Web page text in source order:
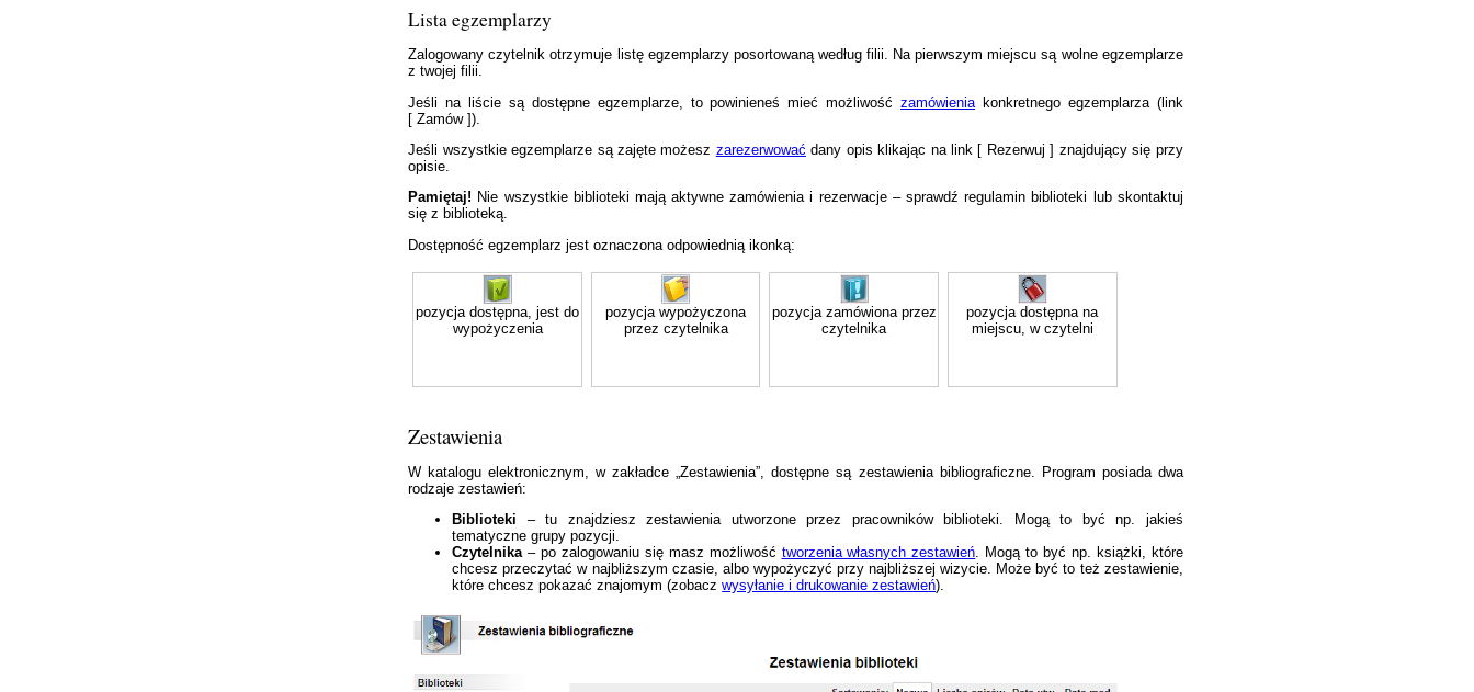
Lista egzemplarzy
Zalogowany czytelnik otrzymuje listę egzemplarzy posortowaną według filii. Na pierwszym miejscu są wolne egzemplarze
z twojej filii.
Jeśli na liście są dostępne egzemplarze, to powinieneś mieć możliwośćzamówienia konkretnego egzemplarza (link
[ Zamów ]).
Jeśli wszystkie egzemplarze są zajęte możesz zarezerwować dany opis klikając na link [ Rezerwuj ] znajdujący się przy
opisie.
Pamiętaj! Nie wszystkie biblioteki mają aktywne zamówienia i rezerwacje – sprawdź regulamin biblioteki lub skontaktuj
się z biblioteką.
Dostępność egzemplarz jest oznaczona odpowiednią ikonką:
pozycja dostępna, jest do
wypożyczenia
pozycja wypożyczona
przez czytelnika
pozycja zamówiona przez
czytelnika
pozycja dostępna na
miejscu, w czytelni
Zestawienia
W katalogu elektronicznym, w zakładce „Zestawienia”, dostępne są zestawienia bibliograficzne. Program posiada dwa
rodzaje zestawień:
Biblioteki – tu znajdziesz zestawienia utworzone przez pracowników biblioteki. Mogą to być np. jakieś
tematyczne grupy pozycji.
Czytelnika– po zalogowaniu się masz możliwość tworzenia własnych zestawień. Mogą to być np. książki, które
chcesz przeczytać w najbliższym czasie, albo wypożyczyć przy najbliższej wizycie. Może być to też zestawienie,
które chcesz pokazać znajomym (zobaczwysyłanie i drukowanie zestawień).